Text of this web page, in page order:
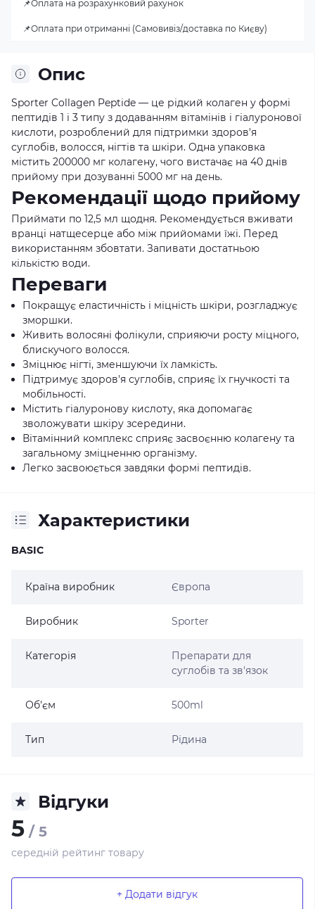
Опис
Sporter Collagen Peptide — це рідкий колаген у формі
пептидів 1 і 3 типу з додаванням вітамінів і гіалуронової
кислоти, розроблений для підтримки здоров'я
суглобів, волосся, нігтів та шкіри. Одна упаковка
містить 200000 мг колагену, чого вистачає на 40 днів
прийому при дозуванні 5000 мг на день.
Рекомендації щодо прийому
Приймати по 12,5 мл щодня. Рекомендується вживати
вранці натщесерце або між прийомами їжі. Перед
використанням збовтати. Запивати достатньою
кількістю води.
Переваги
Покращує еластичність і міцність шкіри, розгладжує
зморшки.
Живить волосяні фолікули, сприяючи росту міцного,
блискучого волосся.
Зміцнює нігті, зменшуючи їх ламкість.
Підтримує здоров'я суглобів, сприяє їх гнучкості та
мобільності.
Містить гіалуронову кислоту, яка допомагає
зволожувати шкіру зсередини.
Вітамінний комплекс сприяє засвоєнню колагену та
загальному зміцненню організму.
Легко засвоюється завдяки формі пептидів.
Характеристики
BASIC
Країна виробник Європа
Виробник Sporter
Категорія
Препарати для
суглобів та зв'язок
Об'єм 500ml
Тип Рідина
Відгуки
5 / 5
середній рейтинг товару
+ Додати відгук
📌Оплата на розрахунковий рахунок
📌Оплата при отриманні (Самовивіз/доставка по Києву)